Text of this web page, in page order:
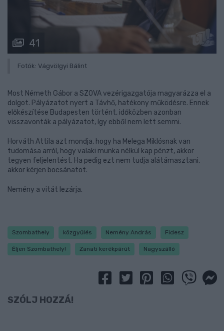
41
Fotók: Vágvölgyi Bálint
Most Németh Gábor a SZOVA vezérigazgatója magyarázza el a
dolgot. Pályázatot nyert a Távhő, hatékony működésre. Ennek
előkészítése Budapesten történt, időközben azonban
visszavonták a pályázatot, így ebből nem lett semmi.
Horváth Attila azt mondja, hogy ha Melega Miklósnak van
tudomása arról, hogy valaki munka nélkül kap pénzt, akkor
tegyen feljelentést. Ha pedig ezt nem tudja alátámasztani,
akkor kérjen bocsánatot.
Nemény a vitát lezárja.
Szombathely közgyűlés Nemény András Fidesz
Éljen Szombathely! Zanati kerékpárút Nagyszálló
SZÓLJ HOZZÁ!